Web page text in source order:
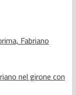
Fabriano
nel girone con